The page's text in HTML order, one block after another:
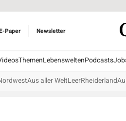
Paper Newsletter
ThemenLebensweltenPodcasts
Aus aller WeltLeerRheiderland